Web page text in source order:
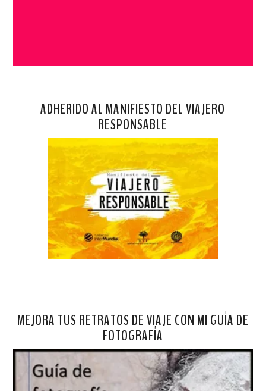
ADHERIDO AL MANIFIESTO DEL VIAJERO
RESPONSABLE
MEJORA TUS RETRATOS DE VIAJE CON MI GUÍA DE
FOTOGRAFÍA